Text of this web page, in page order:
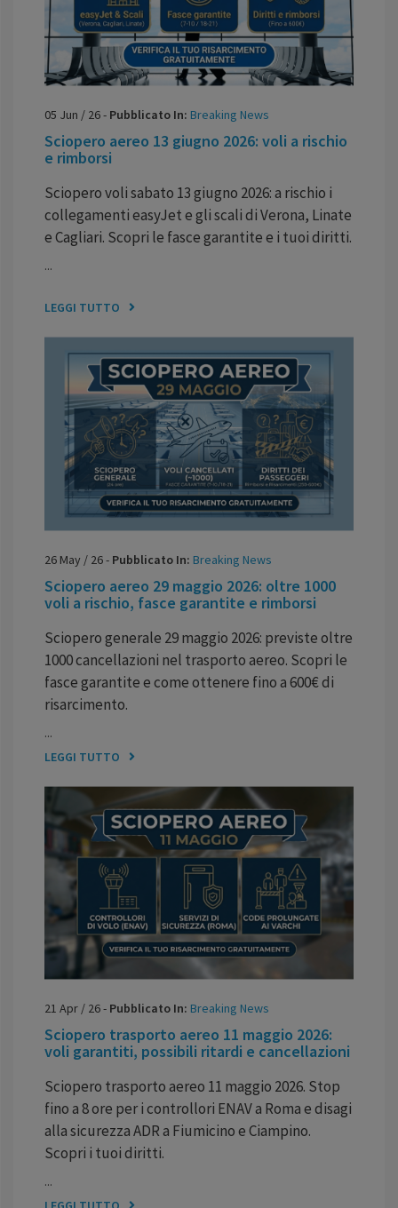
05 Jun / 26- Pubblicato In: Breaking News
Sciopero aereo 13 giugno 2026: voli a rischio
e rimborsi
Sciopero voli sabato 13 giugno 2026: a rischio i
collegamenti easyJet e gli scali di Verona, Linate
e Cagliari. Scopri le fasce garantite e i tuoi diritti.
...
LEGGI TUTTO
26 May / 26- Pubblicato In: Breaking News
Sciopero aereo 29 maggio 2026: oltre 1000
voli a rischio, fasce garantite e rimborsi
Sciopero generale 29 maggio 2026: previste oltre
1000 cancellazioni nel trasporto aereo. Scopri le
fasce garantite e come ottenere fino a 600€ di
risarcimento.
...
LEGGI TUTTO
21 Apr / 26- Pubblicato In: Breaking News
Sciopero trasporto aereo 11 maggio 2026:
voli garantiti, possibili ritardi e cancellazioni
Sciopero trasporto aereo 11 maggio 2026. Stop
fino a 8 ore per i controllori ENAV a Roma e disagi
alla sicurezza ADR a Fiumicino e Ciampino.
Scopri i tuoi diritti.
...